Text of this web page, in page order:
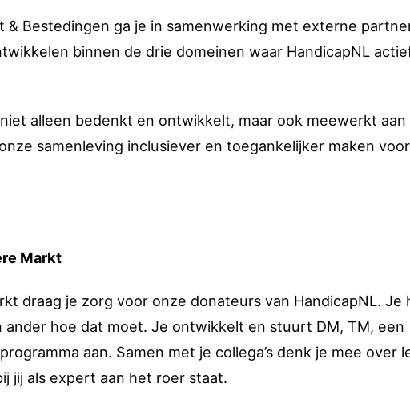
& Bestedingen ga je in samenwerking met externe
binnen de drie domeinen waar HandicapNL
alleen bedenkt en ontwikkelt, maar ook meewerkt aan
samenleving inclusiever en toegankelijker maken voor
Markt
draag je zorg voor onze donateurs van HandicapNL. Je
hoe dat moet. Je ontwikkelt en stuurt DM, TM, een
aan. Samen met je collega’s denk je mee over
jij als expert aan het roer staat.